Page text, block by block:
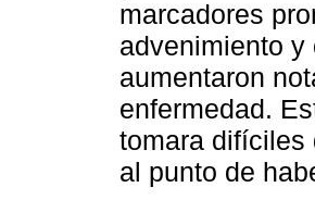
marcadores
advenimiento
aumentaron
enfermedad.
tomara difíciles
al punto de